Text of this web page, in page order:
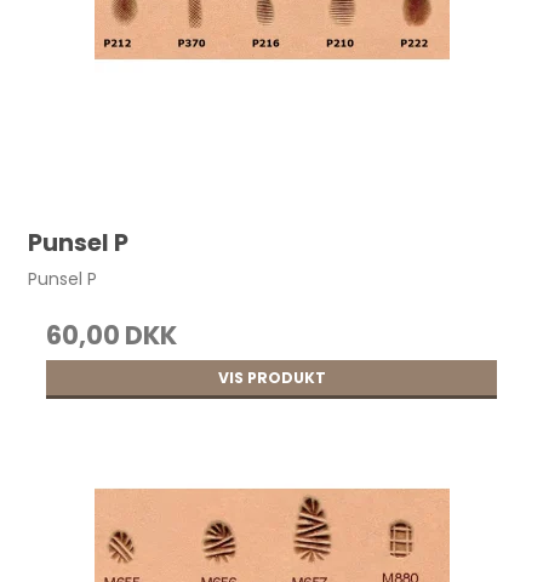
Punsel P
Punsel P
60,00 DKK
VIS PRODUKT